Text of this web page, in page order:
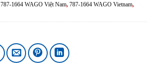
787-1664 WAGO Việt Nam, 787-1664 WAGO Vietnam,